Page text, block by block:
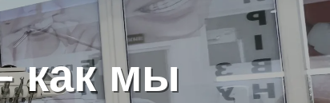
как мы